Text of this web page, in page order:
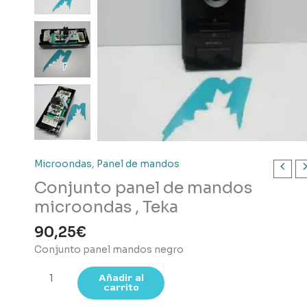
Microondas, Panel de mandos
Conjunto panel de mandos
microondas , Teka
90,25€
Conjunto panel mandos negro
Conjunto
Añadir al
carrito